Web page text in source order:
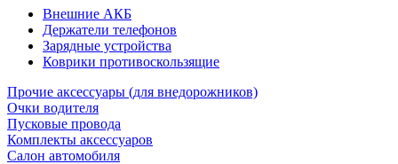
Внешние АКБ
Держатели телефонов
Зарядные устройства
Коврики противоскользящие
Прочие аксессуары (для внедорожников)
Очки водителя
Пусковые провода
Комплекты аксессуаров
Салон автомобиля